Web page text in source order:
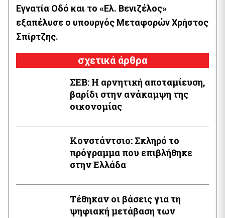
Εγνατία Οδό και το «Ελ. Βενιζέλος»
εξαπέλυσε ο υπουργός Μεταφορών Χρήστος
Σπίρτζης.
σχετικά άρθρα
ΣΕΒ: Η αρνητική αποταμίευση,
βαρίδι στην ανάκαμψη της
οικονομίας
Κονστάντσιο: Σκληρό το
πρόγραμμα που επιβλήθηκε
στην Ελλάδα
Τέθηκαν οι βάσεις για τη
ψηφιακή μετάβαση των